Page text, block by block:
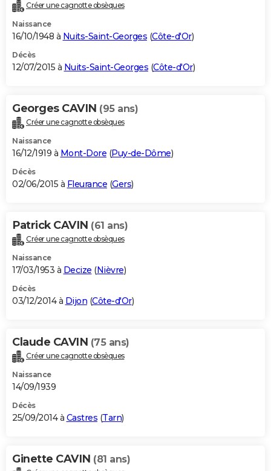
Créer une cagnotte obsèques
Naissance
16/10/1948 à Nuits-Saint-Georges (Côte-d'Or)
Décès
12/07/2015 à Nuits-Saint-Georges (Côte-d'Or)
Georges CAVIN (95 ans)
Créer une cagnotte obsèques
Naissance
16/12/1919 à Mont-Dore (Puy-de-Dôme)
Décès
02/06/2015 à Fleurance (Gers)
Patrick CAVIN (61 ans)
Créer une cagnotte obsèques
Naissance
17/03/1953 à Decize (Nièvre)
Décès
03/12/2014 à Dijon (Côte-d'Or)
Claude CAVIN (75 ans)
Créer une cagnotte obsèques
Naissance
14/09/1939
Décès
25/09/2014 à Castres (Tarn)
Ginette CAVIN (81 ans)